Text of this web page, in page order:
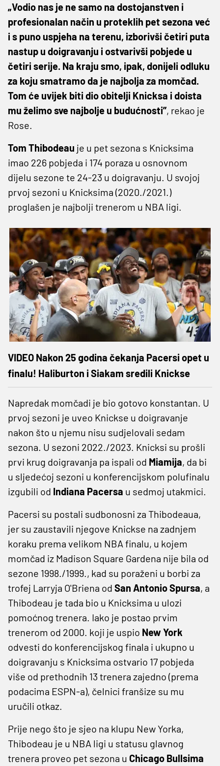
„Vodio nas je ne samo na dostojanstven i
profesionalan način u proteklih pet sezona već
i s puno uspjeha na terenu, izborivši četiri puta
nastup u doigravanju i ostvarivši pobjede u
četiri serije. Na kraju smo, ipak, donijeli odluku
za koju smatramo da je najbolja za momčad.
Tom će uvijek biti dio obitelji Knicksa i doista
mu želimo sve najbolje u budućnosti”, rekao je
Rose.
Tom Thibodeau je u pet sezona s Knicksima
imao 226 pobjeda i 174 poraza u osnovnom
dijelu sezone te 24-23 u doigravanju. U svojoj
prvoj sezoni u Knicksima (2020./2021.)
proglašen je najbolji trenerom u NBA ligi.
VIDEO Nakon 25 godina čekanja Pacersi opet u
finalu! Haliburton i Siakam sredili Knickse
Napredak momčadi je bio gotovo konstantan. U
prvoj sezoni je uveo Knickse u doigravanje
nakon što u njemu nisu sudjelovali sedam
sezona. U sezoni 2022./2023. Knicksi su prošli
prvi krug doigravanja pa ispali od Miamija, da bi
u sljedećoj sezoni u konferencijskom polufinalu
izgubili od Indiana Pacersa u sedmoj utakmici.
Pacersi su postali sudbonosni za Thibodeaua,
jer su zaustavili njegove Knickse na zadnjem
koraku prema velikom NBA finalu, u kojem
momčad iz Madison Square Gardena nije bila od
sezone 1998./1999., kad su poraženi u borbi za
trofej Larryja O'Briena od San Antonio Spursa, a
Thibodeau je tada bio u Knicksima u ulozi
pomoćnog trenera. Iako je postao prvim
trenerom od 2000. koji je uspio New York
odvesti do konferencijskog finala i ukupno u
doigravanju s Knicksima ostvario 17 pobjeda
više od prethodnih 13 trenera zajedno (prema
podacima ESPN-a), čelnici franšize su mu
uručili otkaz.
Prije nego što je sjeo na klupu New Yorka,
Thibodeau je u NBA ligi u statusu glavnog
trenera proveo pet sezona u Chicago Bullsima